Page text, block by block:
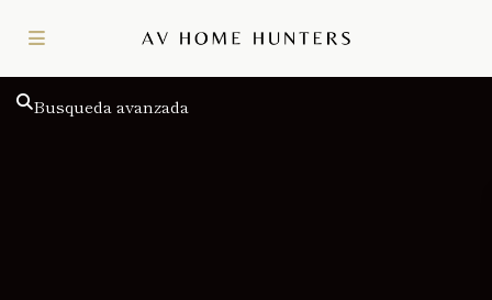
Busqueda avanzada